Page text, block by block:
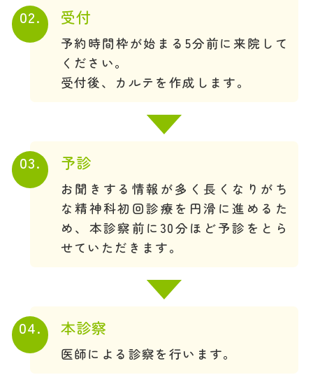
02. 受付
予約時間枠が始まる5分前に来院して
ください。
受付後、カルテを作成します。
03. 予診
お聞きする情報が多く長くなりがち
な精神科初回診療を円滑に進めるた
め、本診察前に30分ほど予診をとら
せていただきます。
04. 本診察
医師による診察を行います。